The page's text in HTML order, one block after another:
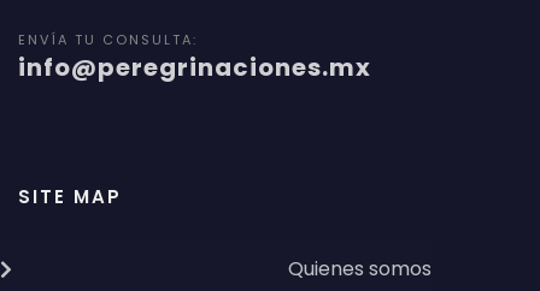
ENVÍA TU CONSULTA:
info@peregrinaciones.mx
SITE MAP
Quienes somos